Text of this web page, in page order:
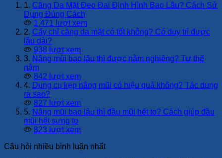
1. Căng Da Mặt Đeo Đai Định Hình Bao Lâu? Cách Sử
Dụng Đúng Cách
1,471 lượt xem
2. Cấy chỉ căng da mặt có tốt không? Có duy trì được
lâu dài?
938 lượt xem
3. Nâng mũi bao lâu thì được nằm nghiêng? Tư thế
nằm
842 lượt xem
4. Dụng cụ kẹp nâng mũi có hiệu quả không? Tác dụng
ra sao?
827 lượt xem
5. Nâng mũi bao lâu thì đầu mũi hết to? Cách giúp đầu
mũi hết sưng to
823 lượt xem
Câu hỏi nhiều bình luận nhất